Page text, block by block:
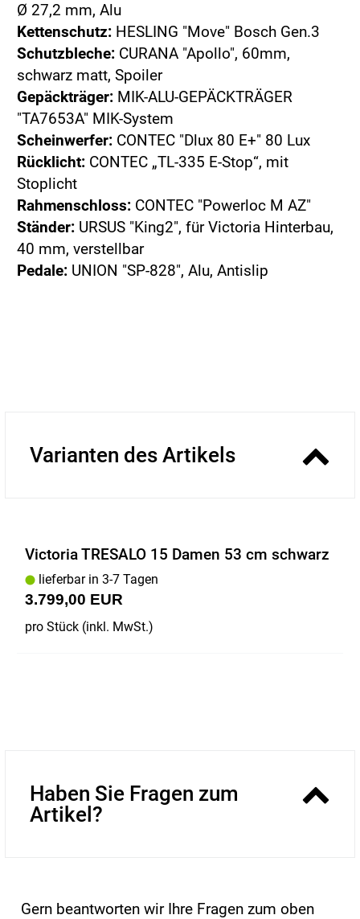
Ø 27,2 mm, Alu
Kettenschutz: HESLING "Move" Bosch Gen.3
Schutzbleche: CURANA "Apollo", 60mm,
schwarz matt, Spoiler
Gepäckträger: MIK-ALU-GEPÄCKTRÄGER
"TA7653A" MIK-System
Scheinwerfer: CONTEC "Dlux 80 E+" 80 Lux
Rücklicht: CONTEC „TL-335 E-Stop“, mit
Stoplicht
Rahmenschloss: CONTEC "Powerloc M AZ"
Ständer: URSUS "King2", für Victoria Hinterbau,
40 mm, verstellbar
Pedale: UNION "SP-828", Alu, Antislip
Varianten des Artikels
Victoria TRESALO 15 Damen 53 cm schwarz
lieferbar in 3-7 Tagen
3.799,00 EUR
pro Stück (inkl. MwSt.)
Haben Sie Fragen zum
Artikel?
Gern beantworten wir Ihre Fragen zum oben